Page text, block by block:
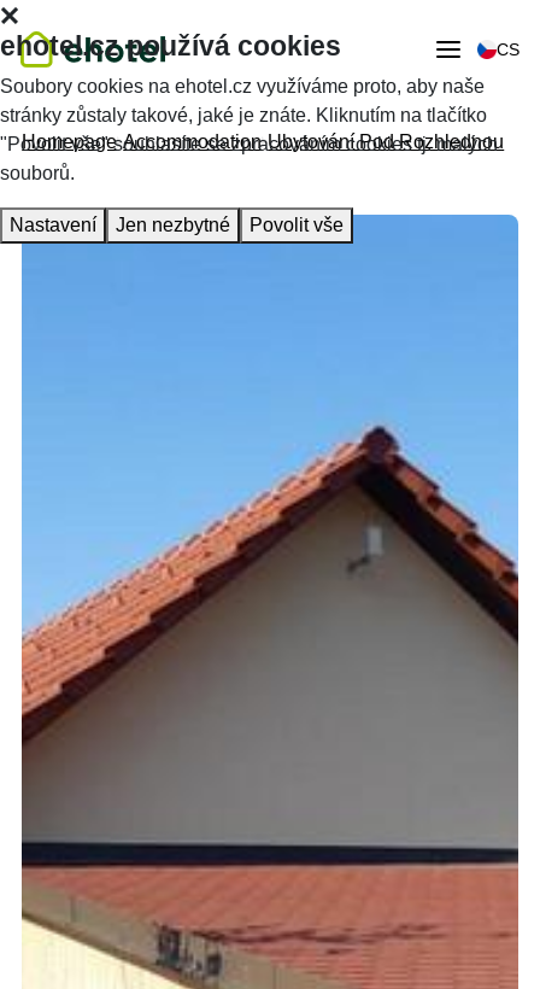
CS
Homepage Accommodation Ubytování Pod Rozhlednou
ehotel.cz používá cookies
Soubory cookies na ehotel.cz využíváme proto, aby naše
stránky zůstaly takové, jaké je znáte. Kliknutím na tlačítko
"Povolit vše" souhlasíte se zpracováním cookies tj. malých
souborů.
Nastavení Jen nezbytné Povolit vše